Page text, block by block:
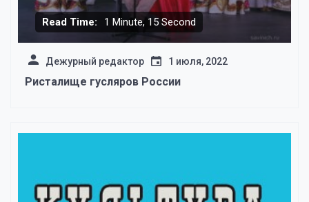
Read Time: 1 Minute, 15 Second
Дежурный редактор 1 июля, 2022
Ристалище гусляров России